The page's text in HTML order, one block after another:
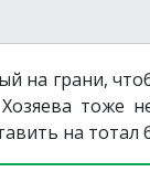
грани,
тоже
на тотал